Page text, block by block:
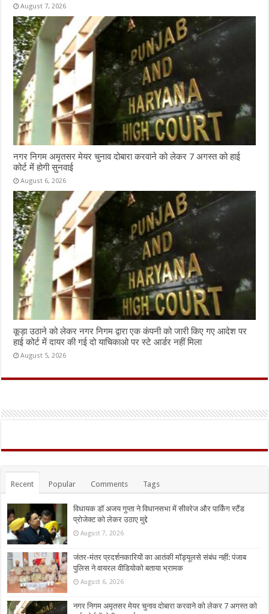
August 7, 2026
नगर निगम अमृतसर मेयर चुनाव दोबारा करवाने को लेकर 7 अगस्त को हाई
कोर्ट में होगी सुनवाई
August 6, 2026
कूड़ा उठाने को लेकर नगर निगम द्वारा एक कंपनी को जारी किए गए आदेश पर
हाई कोर्ट में दायर की गई दो याचिकाओ पर स्टे आर्डर नहीं मिला
August 5, 2026
Recent Popular Comments Tags
विधायक डॉ अजय गुप्ता ने विधानसभा में सीवरेज और पार्किंग स्टैंड
प्रोजेक्ट को लेकर उठाए मुद्दे
August 7, 2026
जंतर-मंतर प्रदर्शनकारियों का आतंकी मॉड्यूलसे संबंध नहीं: पंजाब
पुलिस ने वायरल वीडियोको बताया भ्रामक
August 6, 2026
नगर निगम अमृतसर मेयर चुनाव दोबारा करवाने को लेकर 7 अगस्त को